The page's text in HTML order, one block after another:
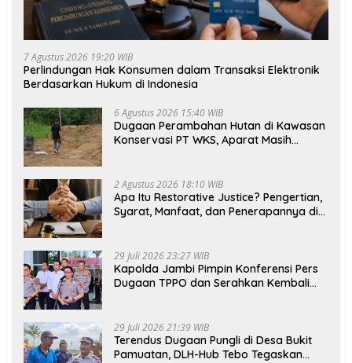
7 Agustus 2026 19:20 WIB
Perlindungan Hak Konsumen dalam Transaksi Elektronik
Berdasarkan Hukum di Indonesia
6 Agustus 2026 15:40 WIB
Dugaan Perambahan Hutan di Kawasan
Konservasi PT WKS, Aparat Masih
2 Agustus 2026 18:10 WIB
Apa Itu Restorative Justice? Pengertian,
Syarat, Manfaat, dan Penerapannya di
29 Juli 2026 23:27 WIB
Kapolda Jambi Pimpin Konferensi Pers
Dugaan TPPO dan Serahkan Kembali
29 Juli 2026 21:39 WIB
Terendus Dugaan Pungli di Desa Bukit
Pamuatan, DLH-Hub Tebo Tegaskan